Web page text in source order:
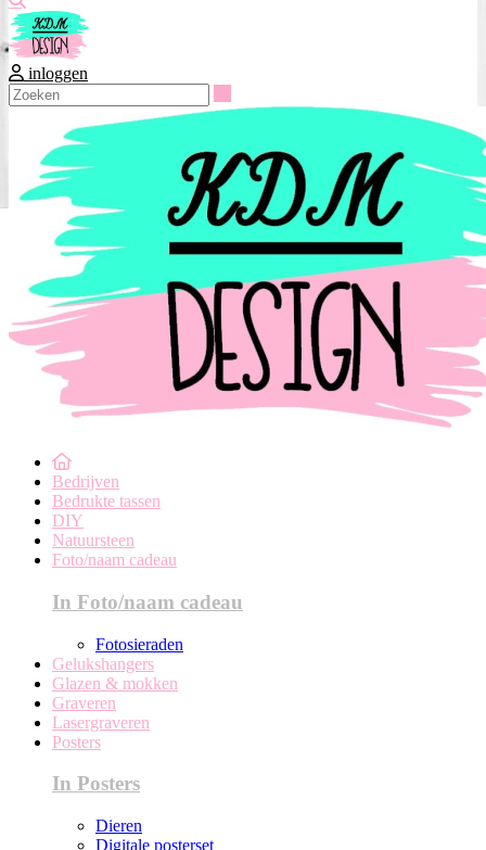
inloggen
Bedrijven
Bedrukte tassen
DIY
Natuursteen
Foto/naam cadeau
In Foto/naam cadeau
Fotosieraden
Gelukshangers
Glazen & mokken
Graveren
Lasergraveren
Posters
In Posters
Dieren
Digitale posterset